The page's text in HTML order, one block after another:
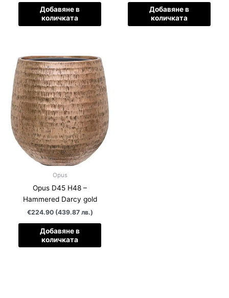
Добавяне в
количката
Добавяне в
количката
Opus
Opus D45 H48 –
Hammered Darcy gold
€224.90 (439.87 лв.)
Добавяне в
количката